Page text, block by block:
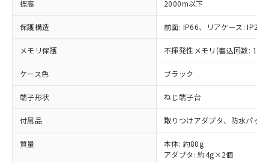
標高 2000m以下
保護構造 前面: IP66、リアケース: IP20
メモリ保護 不揮発性メモリ(書込回数: 100
ケース色 ブラック
端子形状 ねじ端子台
付属品 取りつけアダプタ、防水パッ
質量
本体: 約80g
アダプタ: 約4g×2個
様のお取引先、またはお客様担当のオ
ムロン制御機器販売店・当社販売員に
オムロン制御機器販売店や当社販売拠
販売ネットワーク
」をご確認
在庫状況および標準価格結果を当社の
事前の承諾なく第三者に漏洩または開
示しないようお願いします。
マイパーツ機能（部品リスト作成サー
メンバーズにご登録されている必要が
ルベンジル（BBP） 1000ppm以下、フタル酸ジブチル
（DBP） 1000ppm以下、フタル酸ジイソブチル
(DIBP) 1000ppm以下
但し、RoHS指令で産業用監視および制御機器に対する
フタル酸エステル類の４物質については閾値を超える意
※2 対応予定月
部品在庫の切り替え状況などにより、予定
月が前後することがあります。
DBP(フタル酸ジブチル) : 1000ppm、 DIBP(フタル酸ジ
イソブチル) : 1000ppm、 BBP(フタル酸ブチルベンジ
ル) : 1000ppm、
DEHP(フタル酸ビス(2-エチルヘキシル)) : 1000ppm
「ｅ」：有害物質（10物質）のすべてが基
準値以下であることを示します。
「10」：通常の使用状況下において有害物
質が外部に漏えいし、環境に深刻な影響を
及ぼさない年数を意味します。
「－」：未確認です。当社販売部門へお問
全に破砕するなど、違法に輸出されな
当社は貴社製品を、核兵器、ミサイ
ル、化学兵器、生物兵器またはその他
武器並びにこれらの製造装置等に一切
当社は、貴社製品を第三者に販売する
場合は、上記1、2および3の内容を当
該第三者に通知します。また当社は、
販売先および販売に係わる関係者が違
法に輸出するおそれがある場合は、取
り引きをいたしません。
一定数には満たないが在庫あり
在庫なし(最新の在庫状況につ
いては、お客様のお取引先、ま
たはお客様担当のオムロン制御
機器販売店・当社販売員にご確
受注生産機種、また在庫状況の
情報を公開していない機種